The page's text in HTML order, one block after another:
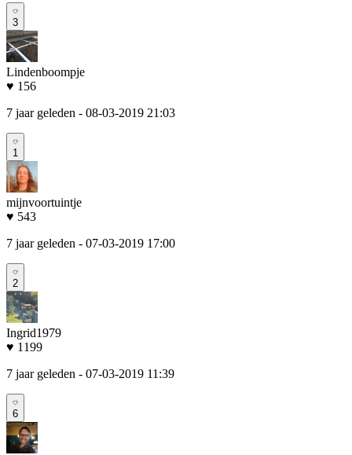
3
Lindenboompje
♥ 156
7 jaar geleden - 08-03-2019 21:03
1
mijnvoortuintje
♥ 543
7 jaar geleden - 07-03-2019 17:00
2
Ingrid1979
♥ 1199
7 jaar geleden - 07-03-2019 11:39
6